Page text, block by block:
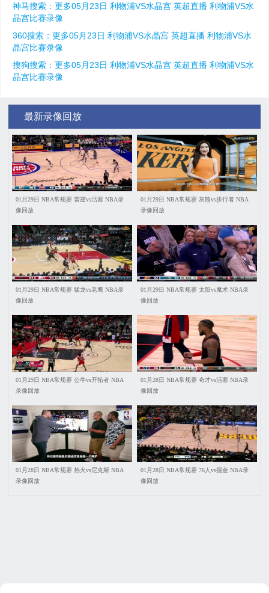
神马搜索：更多05月23日 利物浦VS水晶宫 英超直播 利物浦VS水
晶宫比赛录像
360搜索：更多05月23日 利物浦VS水晶宫 英超直播 利物浦VS水
晶宫比赛录像
搜狗搜索：更多05月23日 利物浦VS水晶宫 英超直播 利物浦VS水
晶宫比赛录像
最新录像回放
01月29日 NBA常规赛 雷霆vs活塞 NBA录
像回放
01月29日 NBA常规赛 灰熊vs步行者 NBA
录像回放
01月29日 NBA常规赛 猛龙vs老鹰 NBA录
像回放
01月29日 NBA常规赛 太阳vs魔术 NBA录
像回放
01月29日 NBA常规赛 公牛vs开拓者 NBA
录像回放
01月28日 NBA常规赛 奇才vs活塞 NBA录
像回放
01月28日 NBA常规赛 热火vs尼克斯 NBA
录像回放
01月28日 NBA常规赛 76人vs掘金 NBA录
像回放